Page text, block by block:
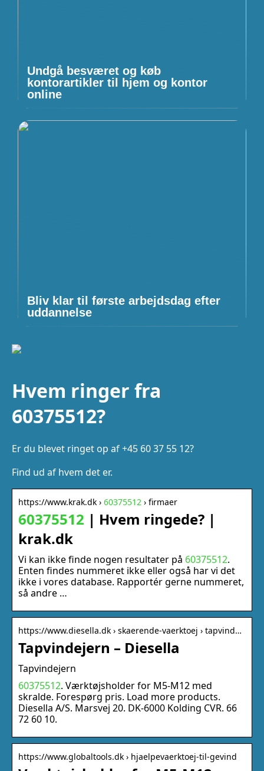
Undgå besværet og køb
kontorartikler til hjem og kontor
online
Bliv klar til første arbejdsdag efter
uddannelse
Hvem ringer fra
60375512?
Er du blevet ringet op af +45 60 37 55 12?
Find ud af hvem det er.
https://www.krak.dk › 60375512 › firmaer
60375512 | Hvem ringede? |
krak.dk
Vi kan ikke finde nogen resultater på 60375512.
Enten findes nummeret ikke eller også har vi det
ikke i vores database. Rapportér gerne nummeret,
så andre …
https://www.diesella.dk › skaerende-vaerktoej › tapvind…
Tapvindejern – Diesella
Tapvindejern
60375512. Værktøjsholder for M5-M12 med
skralde. Forespørg pris. Load more products.
Diesella A/S. Marsvej 20. DK-6000 Kolding CVR. 66
72 60 10.
https://www.globaltools.dk › hjaelpevaerktoej-til-gevind